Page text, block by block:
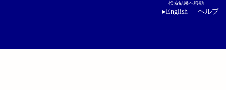
検索結果へ移動
▸English ヘルプ